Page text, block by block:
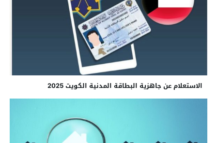
الاستعلام عن جاهزية البطاقة المدنية الكويت 2025